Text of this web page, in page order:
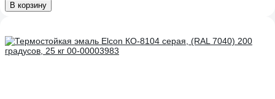
В корзину